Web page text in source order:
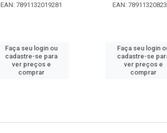
EAN: 7891132019281
Faça seu login ou
cadastre-se para
ver preços e
comprar
EAN:
Faça seu login
cadastre-se
ver preços e
comprar